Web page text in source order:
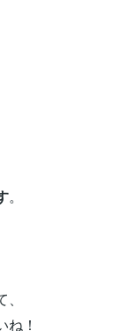
。
ね！